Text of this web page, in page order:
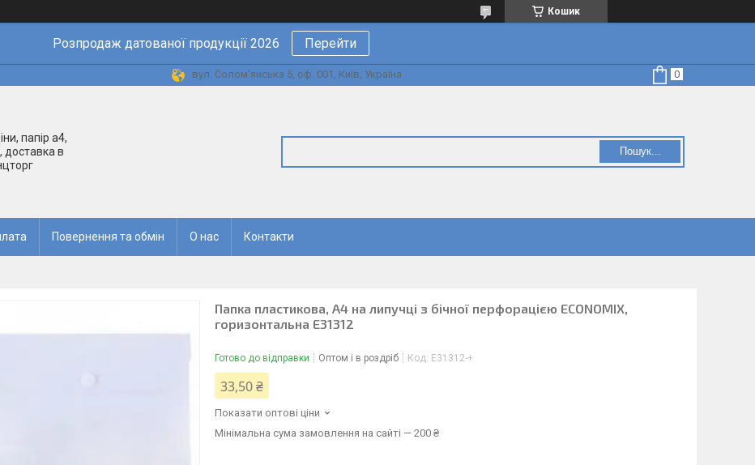
Кошик
Розпродаж датованої продукції 2026 Перейти
вул. Солом'янська 5, оф. 001, Київ, Україна
папір а4,
доставка в
Пошук...
Повернення та обмін О нас Контакти
Папка пластикова, А4 на липучці з бічної перфорацією ECONOMIX,
горизонтальна E31312
Готово до відправки Оптом і в роздріб Код: E31312-+
33,50 ₴
Показати оптові ціни
Мінімальна сума замовлення на сайті — 200 ₴